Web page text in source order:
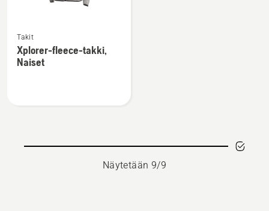
lisätietoja
tuotteesta
Xplorer-
Takit
Xplorer-fleece-takki,
Naiset
Näytetään 9/9